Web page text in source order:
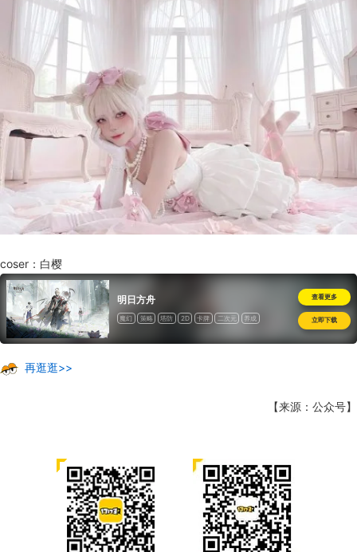
coser：白樱
明日方舟
魔幻 策略 塔防 2D 卡牌 二次元 养成
查看更多
立即下载
再逛逛>>
【来源：公众号】